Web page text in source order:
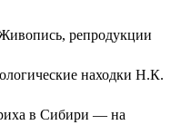
репродукции
находки Н.К.
в Сибири — на